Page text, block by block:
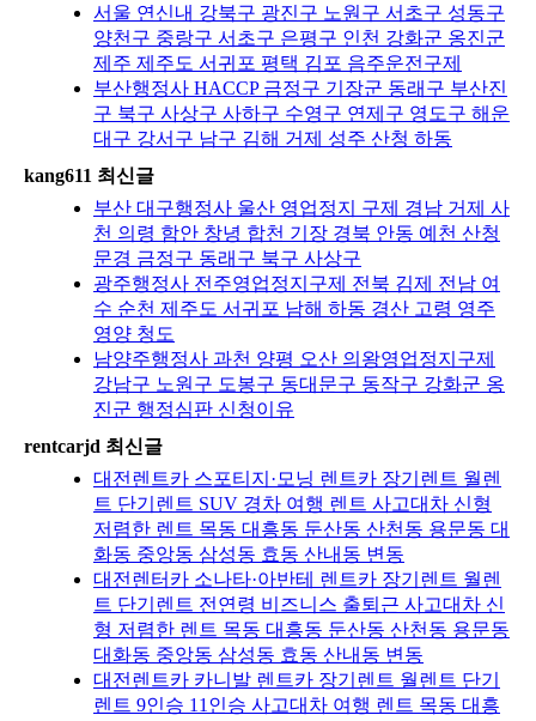
서울 연신내 강북구 광진구 노원구 서초구 성동구
양천구 중랑구 서초구 은평구 인천 강화군 옹진군
제주 제주도 서귀포 평택 김포 음주운전구제
부산행정사 HACCP 금정구 기장군 동래구 부산진
구 북구 사상구 사하구 수영구 연제구 영도구 해운
대구 강서구 남구 김해 거제 성주 산청 하동
kang611 최신글
부산 대구행정사 울산 영업정지 구제 경남 거제 사
천 의령 함안 창녕 합천 기장 경북 안동 예천 산청
문경 금정구 동래구 북구 사상구
광주행정사 전주영업정지구제 전북 김제 전남 여
수 순천 제주도 서귀포 남해 하동 경산 고령 영주
영양 청도
남양주행정사 과천 양평 오산 의왕영업정지구제
강남구 노원구 도봉구 동대문구 동작구 강화군 옹
진군 행정심판 신청이유
rentcarjd 최신글
대전렌트카 스포티지·모닝 렌트카 장기렌트 월렌
트 단기렌트 SUV 경차 여행 렌트 사고대차 신형
저렴한 렌트 목동 대흥동 둔산동 산천동 용문동 대
화동 중앙동 삼성동 효동 산내동 변동
대전렌터카 소나타·아반테 렌트카 장기렌트 월렌
트 단기렌트 전연령 비즈니스 출퇴근 사고대차 신
형 저렴한 렌트 목동 대흥동 둔산동 산천동 용문동
대화동 중앙동 삼성동 효동 산내동 변동
대전렌트카 카니발 렌트카 장기렌트 월렌트 단기
렌트 9인승 11인승 사고대차 여행 렌트 목동 대흥